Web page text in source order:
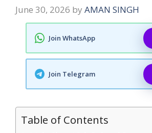
June 30, 2026 by AMAN SINGH
Join WhatsApp
Join Telegram
Table of Contents